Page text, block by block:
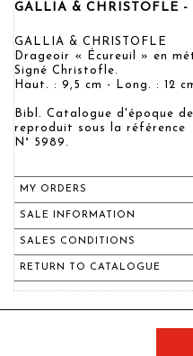
GALLIA & CHRISTOFLE
GALLIA & CHRISTOFLE
Drageoir « Écureuil » en
Signé Christofle.
Haut. : 9,5 cm - Long. : 12
Bibl. Catalogue d'époque
reproduit sous la référence
N° 5989.
MY ORDERS
SALE INFORMATION
SALES CONDITIONS
RETURN TO CATALOGUE